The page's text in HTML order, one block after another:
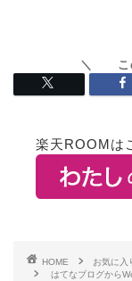
楽天ROOMは
HOME お気に入
はてなブログから